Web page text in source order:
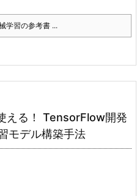
学習の参考書 ...
える！ TensorFlow開発
モデル構築手法